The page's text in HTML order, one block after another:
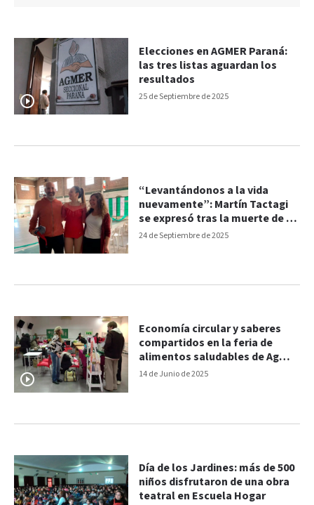
25 de Septiembre de 2025
Elecciones en AGMER Paraná:
las tres listas aguardan los
resultados
24 de Septiembre de 2025
“Levantándonos a la vida
nuevamente”: Martín Tactagi
se expresó tras la muerte de su
hija en accidente
14 de Junio de 2025
Economía circular y saberes
compartidos en la feria de
alimentos saludables de Agmer
Paraná
Día de los Jardines: más de 500
niños disfrutaron de una obra
teatral en Escuela Hogar